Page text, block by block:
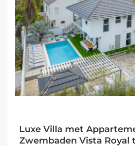
Luxe Villa met
Zwembaden Vista Royal